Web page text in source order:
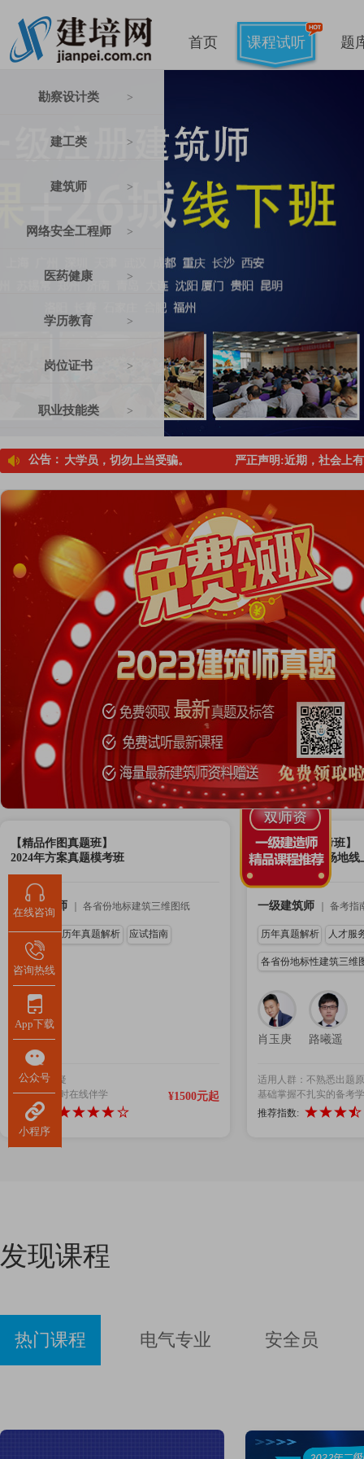
首页 课程试听 题
勘察设计类 >
建工类 >
建筑师 >
网络安全工程师 >
医药健康 >
学历教育 >
岗位证书 >
职业技能类 >
公告：
提醒广大学员，切勿上当受骗。严正声明:近期，社会上有不法份子
【精品作图真题班】
2024年方案真题模考班
一级建筑师 ｜各省份地标建筑三维图纸
习题训练 历年真题解析 应试指南
谢雨宏
1V1在线答疑
小书童24小时在线伴学
推荐指数:
¥1500元起
【线上VIP模考班】
2023年方案、场地线
一级建筑师 ｜备考指
历年真题解析 人才服
各省份地标性建筑三维
肖玉庚 路曦遥
适用人群：不熟悉出题
基础掌握不扎实的备考
推荐指数:
发现课程
热门课程 电气专业 安全员
在线咨询
咨询热线
App下载
公众号
小程序